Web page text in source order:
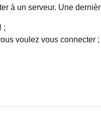
à un serveur. Une
;
voulez vous connecter ;